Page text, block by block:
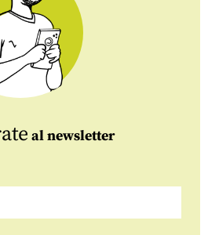
al newsletter